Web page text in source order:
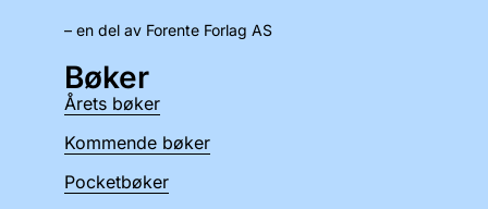
– en del av Forente Forlag AS
Bøker
Årets bøker
Kommende bøker
Pocketbøker